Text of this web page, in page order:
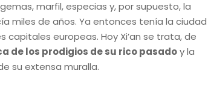
marfil, especias y, por supuesto, la
miles de años. Ya entonces tenía la ciudad
europeas. Hoy Xi’an se trata, de
de los prodigios de su rico pasadoy la
su extensa muralla.